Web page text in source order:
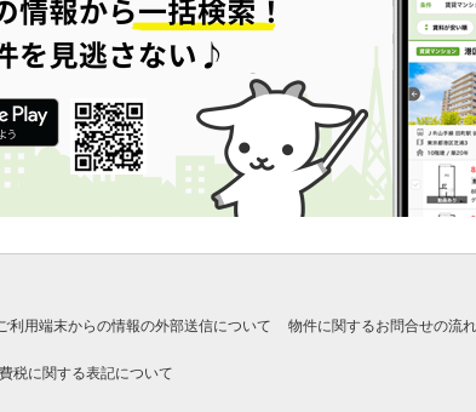
利用端末からの情報の外部送信について 物件に関するお問合せの流れ
税に関する表記について